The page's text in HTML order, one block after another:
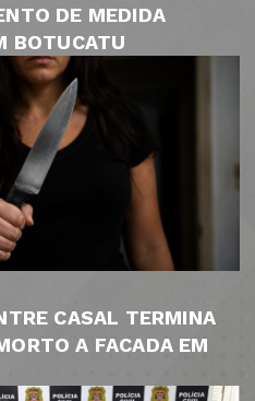
DE MEDIDA
BOTUCATU
CASAL TERMINA
A FACADA EM